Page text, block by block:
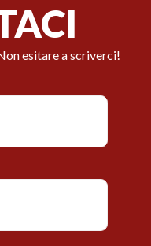
esitare a scriverci!